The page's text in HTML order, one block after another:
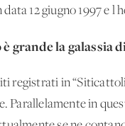
12 giugno 1997 e
grande la galassia
registrati in
Parallelamente in